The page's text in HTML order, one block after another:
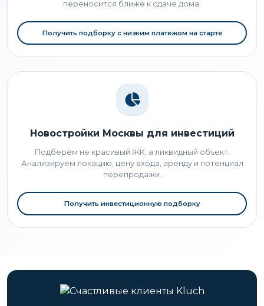
переносится ближе к сдаче дома.
Получить подборку с низким платежом на старте
Новостройки Москвы для инвестиций
Подберём не красивый ЖК, а ликвидный объект.
Анализируем локацию, цену входа, аренду и потенциал
перепродажи.
Получить инвестиционную подборку